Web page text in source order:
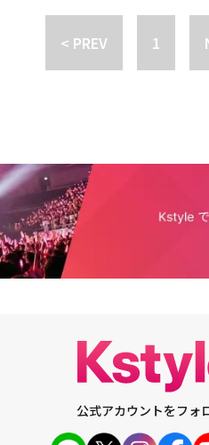
品に出演してきた。今作では、インター
の恋人であるスジンを誘い、違法ライブ
ドッキリカメラを計画しようとするジェ
の注目ポイントになるとみられる。ジェ
ュの恋人スジン役は、キム・ヒジョンが
」などに出演し、SBSバラエティ番組「
る。「配信犯罪」では予期せぬ、ジェン
スジン役に扮し、観客たちにスリリン
わせを経て、今月9日にクランクインし
とスピーディーな展開で時間が経つの
挑戦的な作品になると思う。初の現場の
< PREV 1
公式アカウントをフォ